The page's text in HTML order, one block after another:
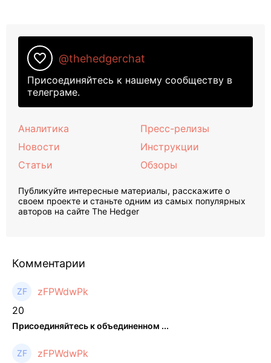
favorite_border @thehedgerchat
Присоединяйтесь к нашему сообществу в
телеграме.
Аналитика
Новости
Статьи
Пресс-релизы
Инструкции
Обзоры
Публикуйте интересные материалы, расскажите о
своем проекте и станьте одним из самых популярных
авторов на сайте The Hedger
Комментарии
zFPWdwPk
20
Присоединяйтесь к объединенном ...
zFPWdwPk